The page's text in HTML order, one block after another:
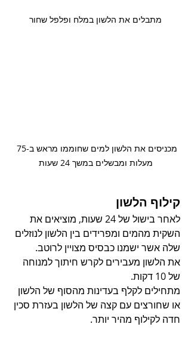
מתבלים את הלשון במלח ופלפל שחור
מעלות ומבשלים במשך 24 שעות
קילוף הלשון
לאחר בישול של 24 שעות, מוציאים את
השקית מהמים ומפרידים בין הלשון לנוזלים
שלה אשר ישמנו כבסיס מצויין לרוטב.
את הלשון מעבירים לקרש חיתוך למנוחה
של 10 דקות.
מתחילים לקלף בעדינות מהסוף של הלשון
או שחורצים עם קצה של הלשון בעזרת סכין
חדה לקילוף מהיר יותר.